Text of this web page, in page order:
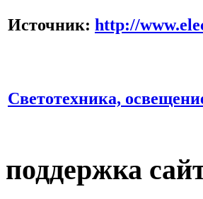
Источник: http://
Светотехника,
поддержка